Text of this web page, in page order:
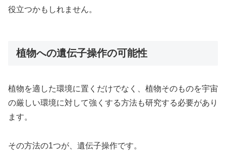
役立つかもしれません。
植物への遺伝子操作の可能性
植物を適した環境に置くだけでなく、植物そのものを宇宙
の厳しい環境に対して強くする方法も研究する必要があり
ます。
その方法の1つが、遺伝子操作です。